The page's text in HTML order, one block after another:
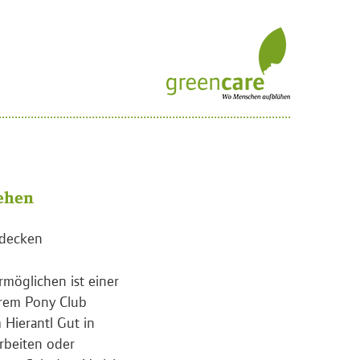
ist einer
Pony Club
Hierantl Gut in
oder